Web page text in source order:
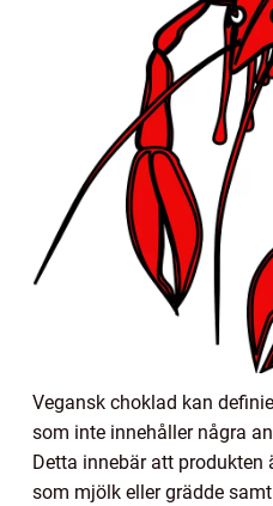
Vegansk choklad kan
som inte innehåller några
Detta innebär att
som mjölk eller grädde